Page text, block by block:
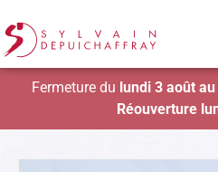
Fermeture du lundi 3 août
Réouverture